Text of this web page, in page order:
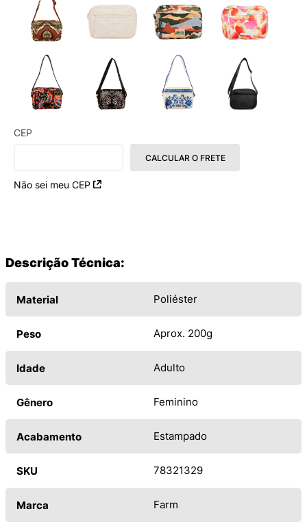
CEP
Não sei meu CEP
CALCULAR O FRETE
Descrição Técnica:
Material Poliéster
Peso Aprox. 200g
Idade Adulto
Gênero Feminino
Acabamento Estampado
SKU 78321329
Marca Farm